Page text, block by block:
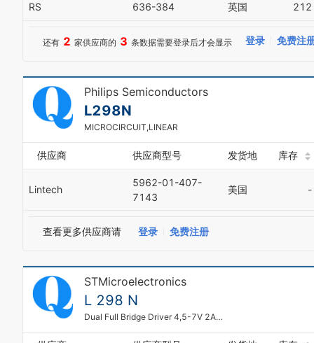
RS 636-384 英国 212
还有 2 家供应商的 3 条数据需要登录后才会显示 登录 免费注
Philips Semiconductors
L298N
MICROCIRCUIT,LINEAR
供应商 供应商型号 发货地 库存
Lintech
5962-01-407-
7143
美国 -
查看更多供应商请 登录 免费注册
STMicroelectronics
L 298 N
Dual Full Bridge Driver 4,5-7V 2A Multiwatt15